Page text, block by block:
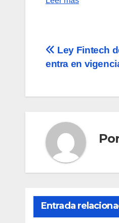
entradas
Ley Fintech
entra en
Entrada